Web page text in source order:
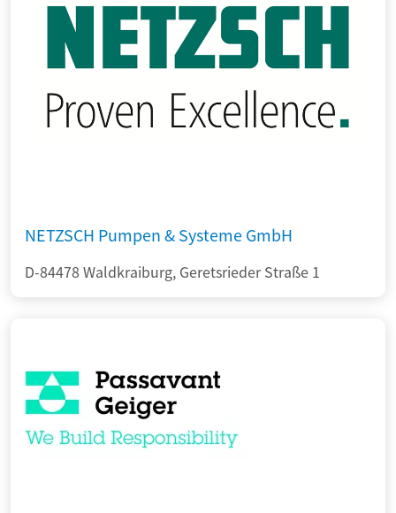
NETZSCH Pumpen & Systeme GmbH
D-84478 Waldkraiburg, Geretsrieder Straße 1